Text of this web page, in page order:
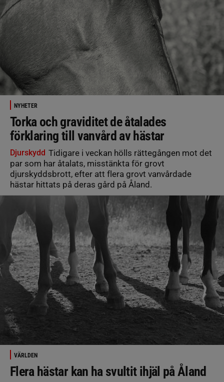
NYHETER
Torka och graviditet de åtalades
förklaring till vanvård av hästar
Djurskydd Tidigare i veckan hölls rättegången mot det
par som har åtalats, misstänkta för grovt
djurskyddsbrott, efter att flera grovt vanvårdade
hästar hittats på deras gård på Åland.
VÄRLDEN
Flera hästar kan ha svultit ihjäl på Åland